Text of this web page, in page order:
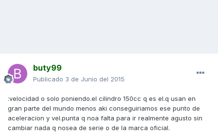
buty99
Publicado 3 de Junio del 2015
:velocidad o solo poniendo.el cilindro 150cc q es el.q usan en
gran parte del mundo menos aki conseguiriamos ese punto de
aceleracion y vel.punta q noa falta para ir realmente agusto sin
cambiar nada q nosea de serie o de la marca oficial.